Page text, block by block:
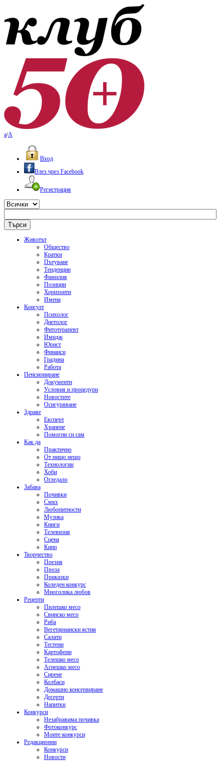
a/A
Вход
Влез чрез Facebook
Регистрация
Животът
Общество
Кратки
Пътуване
Тенденции
Фамилия
Позиции
Хоризонти
Имена
Консулт
Психолог
Диетолог
Фитотерапевт
Имидж
Юрист
Финанси
Градина
Работа
Пенсиониране
Документи
Условия и процедури
Новостите
Осигуряване
Здраве
Експерт
Хранене
Помогни си сам
Как да
Практично
От нищо нещо
Технологии
Хоби
Огледало
Забава
Почивки
Смях
Любопитности
Музика
Книги
Телевизия
Сцена
Кино
Творчество
Поезия
Проза
Приказки
Коледен конкурс
Многолика любов
Рецепти
Пилешко месо
Свинско месо
Риба
Вегетариански ястия
Салати
Тестени
Картофени
Телешко месо
Агнешко месо
Сирене
Колбаси
Домашно консервиране
Десерти
Напитки
Конкурси
Незабравима почивка
Фотоконкурс
Моите конкурси
Редакционни
Конкурси
Новости